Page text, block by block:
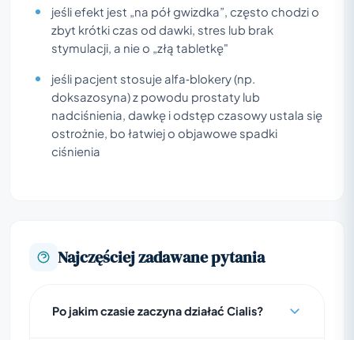
jeśli efekt jest „na pół gwizdka”, często chodzi o
zbyt krótki czas od dawki, stres lub brak
stymulacji, a nie o „złą tabletkę"
jeśli pacjent stosuje alfa‑blokery (np.
doksazosyna) z powodu prostaty lub
nadciśnienia, dawkę i odstęp czasowy ustala się
ostrożnie, bo łatwiej o objawowe spadki
ciśnienia
Najczęściej zadawane pytania
Po jakim czasie zaczyna działać Cialis?